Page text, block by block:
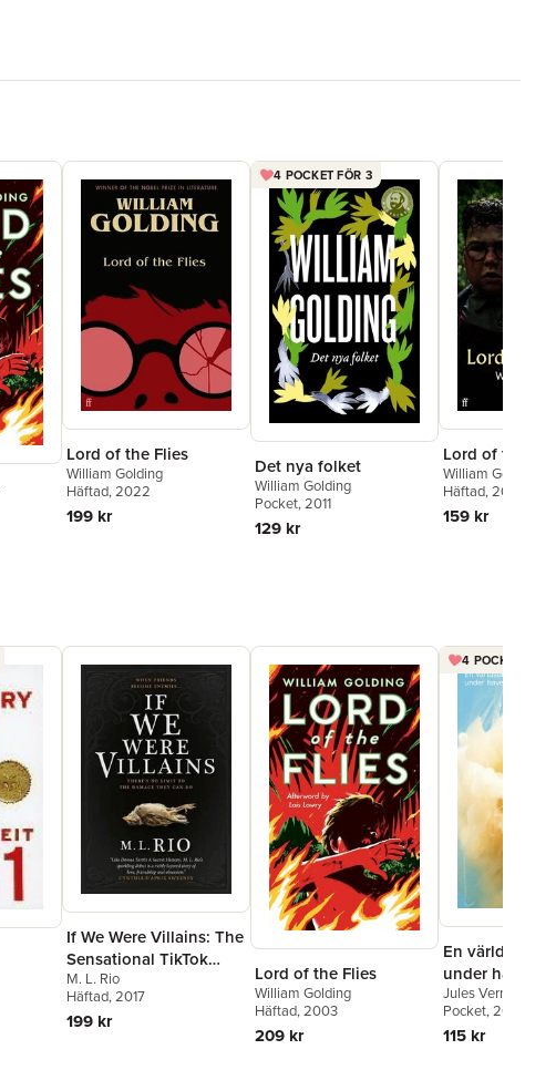
Lord of the Flies
William Golding
Häftad, 2022
199 kr
4 POCKET FÖR 3
Det nya folket
William Golding
Pocket, 2011
129 kr
Lord of the
William Golding
Häftad, 2026
159 kr
If We Were Villains: The
Sensational TikTok
Book Club pick
M. L. Rio
Häftad, 2017
199 kr
Lord of the Flies
William Golding
Häftad, 2003
209 kr
4 POCKET FÖR
En
under havet
Jules Verne
Pocket, 2022
115 kr